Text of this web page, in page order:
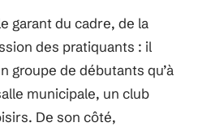
garant du cadre, de la
des pratiquants : il
groupe de débutants qu’à
municipale, un club
De son côté,